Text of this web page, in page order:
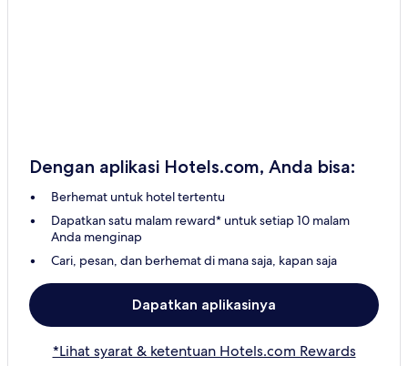
Dengan aplikasi Hotels.com, Anda bisa:
Berhemat untuk hotel tertentu
Dapatkan satu malam reward* untuk setiap 10 malam
Anda menginap
Cari, pesan, dan berhemat di mana saja, kapan saja
Dapatkan aplikasinya
*Lihat syarat & ketentuan Hotels.com Rewards